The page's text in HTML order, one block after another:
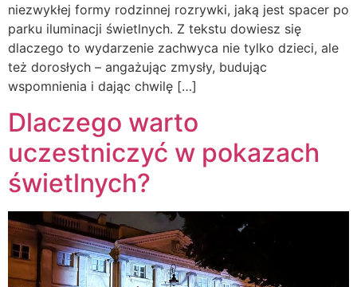
niezwykłej formy rodzinnej rozrywki, jaką jest spacer po
parku iluminacji świetlnych. Z tekstu dowiesz się
dlaczego to wydarzenie zachwyca nie tylko dzieci, ale
też dorosłych – angażując zmysły, budując
wspomnienia i dając chwilę […]
Dlaczego warto
uczestniczyć w pokazach
świetlnych?